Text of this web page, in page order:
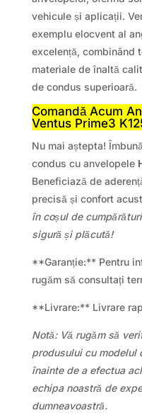
vehicule și aplicații.
exemplu elocvent al
excelență, combinând
materiale de înaltă
de condus superioară.
Comandă Acum
Ventus Prime3
Nu mai aștepta!
condus cu anvelopele
Beneficiază de
precisă și confort
în coșul de
sigură și plăcută!
**Garanție:** Pentru
rugăm să consultați
**Livrare:** Livrare
Notă: Vă rugăm să
produsului cu modelul
înainte de a efectua
echipa noastră de
dumneavoastră.